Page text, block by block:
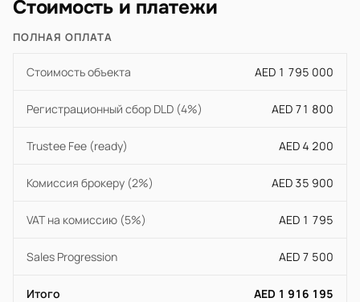
Стоимость и платежи
ПОЛНАЯ ОПЛАТА
Стоимость объекта AED 1 795 000
Регистрационный сбор DLD (4%) AED 71 800
Trustee Fee (ready) AED 4 200
Комиссия брокеру (2%) AED 35 900
VAT на комиссию (5%) AED 1 795
Sales Progression AED 7 500
Итого AED 1 916 195